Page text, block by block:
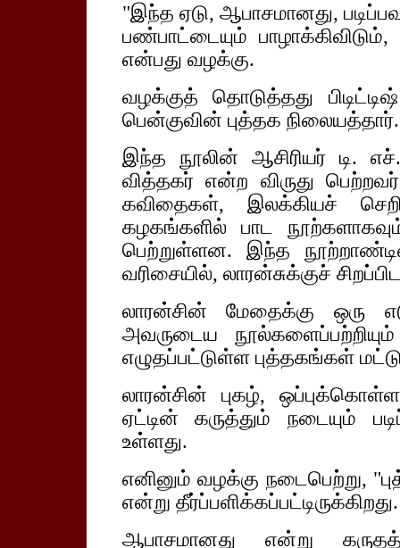
"இந்த ஏடு, ஆபாசமானது,
பண்பாட்டையும்
என்பது வழக்கு.
வழக்குத் தொடுத்தது
பென்குவின் புத்தக நிலையத்தார்.
இந்த நூலின் ஆசிரியர் டி.
வித்தகர் என்ற விருது
கவிதைகள், இலக்கியச்
கழகங்களில் பாட
பெற்றுள்ளன. இந்த
வரிசையில், லாரன்சுக்குச்
லாரன்சின் மேதைக்கு ஒரு
அவருடைய நூல்களைப்பற்றியும்
எழுதப்பட்டுள்ள புத்தகங்கள்
லாரன்சின் புகழ்,
ஏட்டின் கருத்தும் நடையும்
உள்ளது.
எனினும் வழக்கு நடைபெற்று,
என்று தீர்ப்பளிக்கப்பட்டிருக்கிறது.
ஆபாசமானது என்று